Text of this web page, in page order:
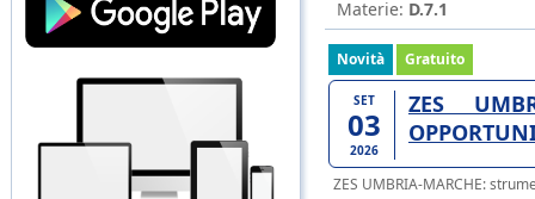
Materie: D.7.1
Novità Gratuito
SET
03
2026
ZES
ZES UMBRIA-MARCHE: